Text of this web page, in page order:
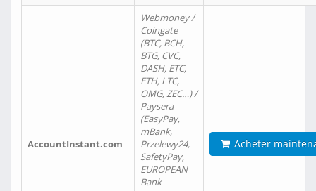
AccountInstant.com
Webmoney /
Coingate
(BTC, BCH,
BTG, CVC,
DASH, ETC,
ETH, LTC,
OMG, ZEC…) /
Paysera
(EasyPay,
mBank,
Przelewy24,
SafetyPay,
EUROPEAN
Bank
Acheter